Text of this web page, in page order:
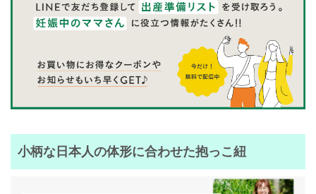
小柄な日本人の体形に合わせた抱っこ紐